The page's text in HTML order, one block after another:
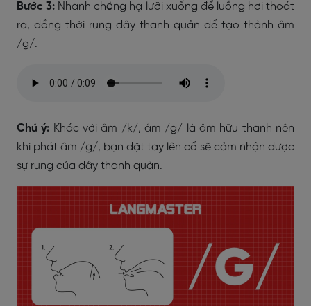
Bước 3: Nhanh chóng hạ lưỡi xuống để luồng hơi thoát
ra, đồng thời rung dây thanh quản để tạo thành âm
/g/.
Chú ý: Khác với âm /k/, âm /g/ là âm hữu thanh nên
khi phát âm /g/, bạn đặt tay lên cổ sẽ cảm nhận được
sự rung của dây thanh quản.